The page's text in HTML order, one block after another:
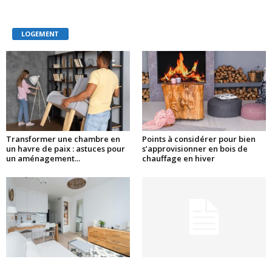
LOGEMENT
Transformer une chambre en
un havre de paix : astuces pour
un aménagement...
Points à considérer pour bien
s’approvisionner en bois de
chauffage en hiver